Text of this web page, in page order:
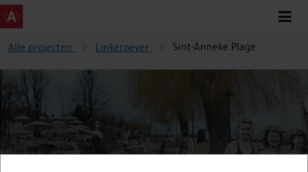
Alle projecten Linkeroever Sint-Anneke Plage